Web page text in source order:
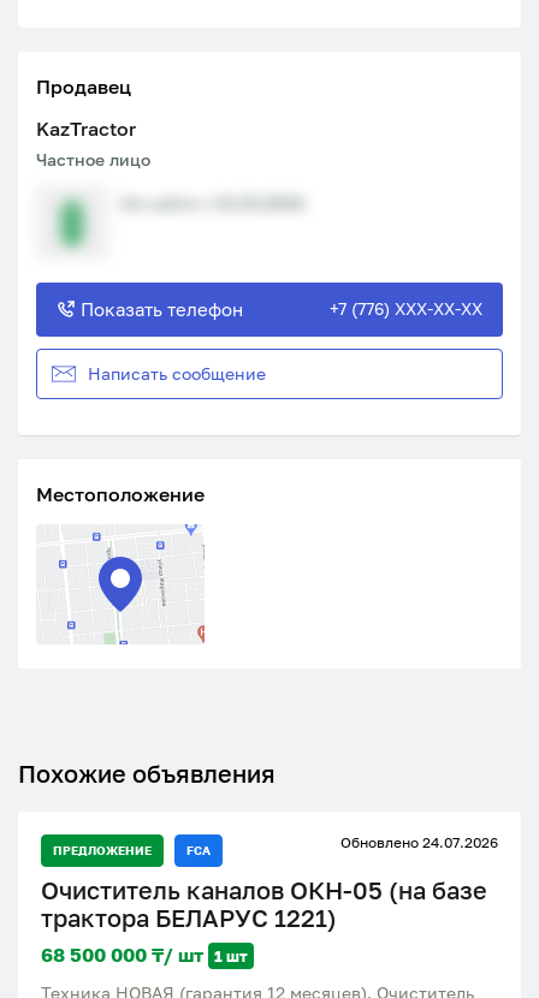
Продавец
KazTractor
Частное лицо
Показать телефон +7 (776) XXX-XX-XX
Написать сообщение
Местоположение
Похожие объявления
ПРЕДЛОЖЕНИЕ FCA Обновлено 24.07.2026
Очиститель каналов ОКН-05 (на базе
трактора БЕЛАРУС 1221)
68 500 000 ₸/ шт 1 шт
Техника НОВАЯ (гарантия 12 месяцев). Очиститель